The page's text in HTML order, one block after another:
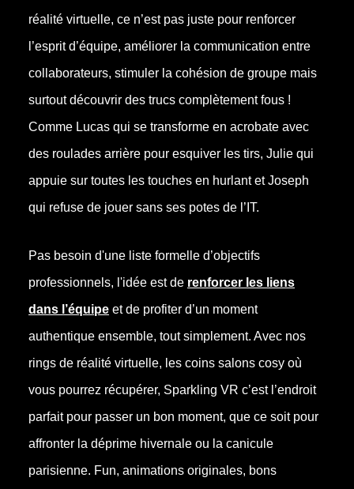
réalité virtuelle, ce n’est pas juste pour renforcer
l’esprit d’équipe, améliorer la communication entre
collaborateurs, stimuler la cohésion de groupe mais
surtout découvrir des trucs complètement fous !
Comme Lucas qui se transforme en acrobate avec
des roulades arrière pour esquiver les tirs, Julie qui
appuie sur toutes les touches en hurlant et Joseph
qui refuse de jouer sans ses potes de l’IT.
Pas besoin d'une liste formelle d’objectifs
professionnels, l'idée est de renforcer les liens
dans l’équipe et de profiter d’un moment
authentique ensemble, tout simplement. Avec nos
rings de réalité virtuelle, les coins salons cosy où
vous pourrez récupérer, Sparkling VR c’est l’endroit
parfait pour passer un bon moment, que ce soit pour
affronter la déprime hivernale ou la canicule
parisienne. Fun, animations originales, bons